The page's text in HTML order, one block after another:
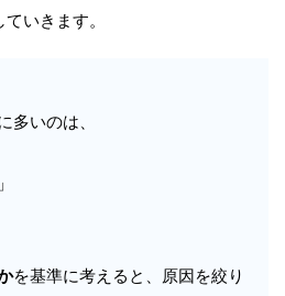
いきます。
多いのは、
を基準に考えると、原因を絞り